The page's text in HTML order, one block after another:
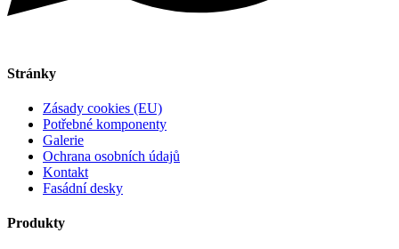
Stránky
Zásady cookies (EU)
Potřebné komponenty
Galerie
Ochrana osobních údajů
Kontakt
Fasádní desky
Produkty